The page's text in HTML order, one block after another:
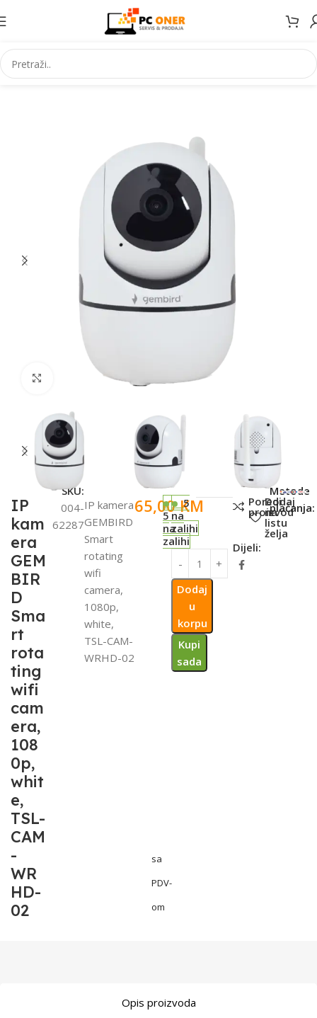
Početna Elektronika Video nadzor IP kamere
Click to enlarge
IP
kam
era
GEM
BIR
D
Sma
rt
rota
ting
wifi
cam
era,
108
0p,
whit
e,
TSL-
CAM
-
WR
HD-
02
SKU:
004-
62287
IP kamera
GEMBIRD
Smart
rotating
wifi
camera,
1080p,
white,
TSL-CAM-
WRHD-02
65,00KM
sa
PDV-
om
5
na
zalihi
5
na
zalihi
Dodaj
u
korpu
Kupi
sada
Poredi
proizvod
Dodaj
na
listu
želja
Dijeli:
Metode
plaćanja:
Opis proizvoda